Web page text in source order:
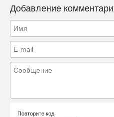
Добавление
Повторите код: